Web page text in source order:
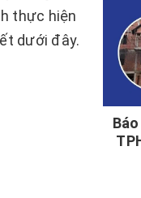
thực hiện
dưới đây.